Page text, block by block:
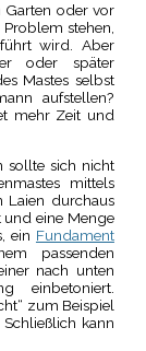
Garten oder vor
stehen,
wird. Aber
oder später
Mastes selbst
aufstellen?
mehr Zeit und
sollte sich nicht
mittels
Laien durchaus
und eine Menge
ein Fundament
passenden
nach unten
einbetoniert.
zum Beispiel
kann